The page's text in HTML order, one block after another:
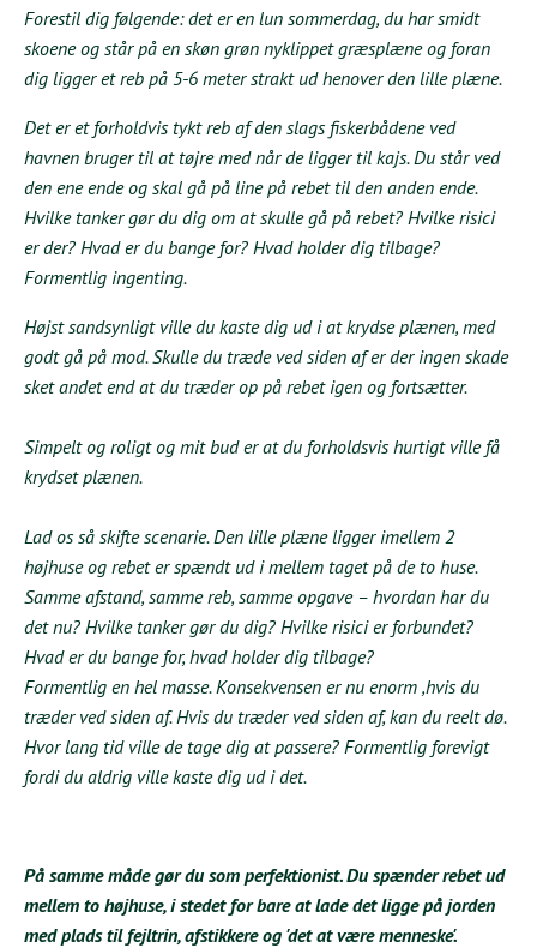
Forestil dig følgende: det er en lun sommerdag, du har smidt
skoene og står på en skøn grøn nyklippet græsplæne og foran
dig ligger et reb på 5-6 meter strakt ud henover den lille plæne.
Det er et forholdvis tykt reb af den slags fiskerbådene ved
havnen bruger til at tøjre med når de ligger til kajs. Du står ved
den ene ende og skal gå på line på rebet til den anden ende.
Hvilke tanker gør du dig om at skulle gå på rebet? Hvilke risici
er der? Hvad er du bange for? Hvad holder dig tilbage?
Formentlig ingenting.
Højst sandsynligt ville du kaste dig ud i at krydse plænen, med
godt gå på mod. Skulle du træde ved siden af er der ingen skade
sket andet end at du træder op på rebet igen og fortsætter.
Simpelt og roligt og mit bud er at du forholdsvis hurtigt ville få
krydset plænen.
Lad os så skifte scenarie. Den lille plæne ligger imellem 2
højhuse og rebet er spændt ud i mellem taget på de to huse.
Samme afstand, samme reb, samme opgave – hvordan har du
det nu? Hvilke tanker gør du dig? Hvilke risici er forbundet?
Hvad er du bange for, hvad holder dig tilbage?
Formentlig en hel masse. Konsekvensen er nu enorm ,hvis du
træder ved siden af. Hvis du træder ved siden af, kan du reelt dø.
Hvor lang tid ville de tage dig at passere? Formentlig forevigt
fordi du aldrig ville kaste dig ud i det.
På samme måde gør du som perfektionist. Du spænder rebet ud
mellem to højhuse, i stedet for bare at lade det ligge på jorden
med plads til fejltrin, afstikkere og 'det at være menneske'.